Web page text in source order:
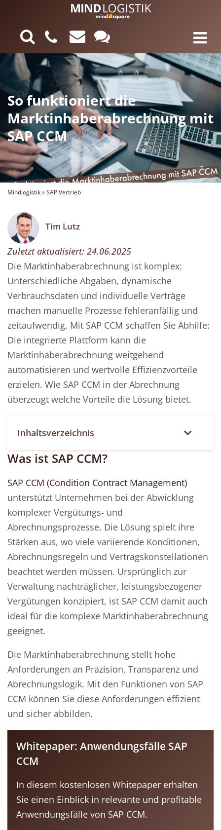
So funktioniert die
Marktinhaberabrechnung mit
SAP CCM
Mindlogistik»SAP Vertrieb
Tim Lutz
Zuletzt aktualisiert: 24.06.2025
Die Marktinhaberabrechnung ist komplex:
Unterschiedliche Abgaben, dynamische
Verbrauchsdaten und individuelle Verträge
machen manuelle Prozesse fehleranfällig und
zeitaufwendig. Mit SAP CCM schaffen Sie Abhilfe:
Die integrierte Plattform kann die
Marktinhaberabrechnung weitgehend
automatisieren und wertvolle Effizienzvorteile
erzielen. Wie SAP CCM in der Abrechnung
überzeugt welche Vorteile die Lösung bietet.
Inhaltsverzeichnis
Was ist SAP CCM?
SAP CCM (Condition Contract Management)
unterstützt Unternehmen bei der Abwicklung
komplexer Vergütungs- und
Abrechnungsprozesse. Die Lösung spielt ihre
Stärken aus, wo viele variierende Konditionen,
Abrechnungsregeln und Vertragskonstellationen
beachtet werden müssen. Ursprünglich zur
Verwaltung nachträglicher, leistungsbezogener
Vergütungen konzipiert, ist SAP CCM damit auch
ideal für die komplexe Marktinhaberabrechnung
geeignet.
Die Marktinhaberabrechnung stellt hohe
Anforderungen an Präzision, Transparenz und
Abrechnungslogik. Mit den Funktionen von SAP
CCM können Sie diese Anforderungen effizient
und sicher abbilden.
Whitepaper: Anwendungsfälle SAP
CCM
In diesem kostenlosen Whitepaper erhalten
Sie einen Einblick in relevante und profitable
Anwendungsfälle von SAP CCM.